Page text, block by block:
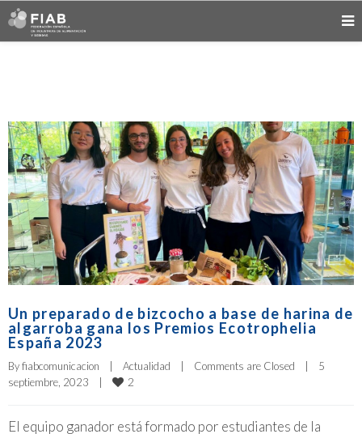
Un preparado de bizcocho a base de harina de
algarroba gana los Premios Ecotrophelia
España 2023
By fiabcomunicacion | Actualidad | Comments are Closed |
5
septiembre, 2023
| 2
El equipo ganador está formado por estudiantes de la